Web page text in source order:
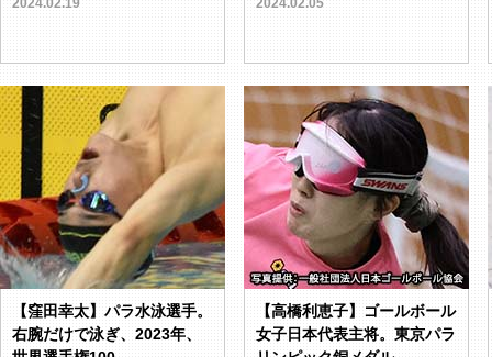
2024.02.19 2024.02.05
【窪田幸太】パラ水泳選手。
右腕だけで泳ぎ、2023年、
【高橋利恵子】ゴールボール
女子日本代表主将。東京パラ